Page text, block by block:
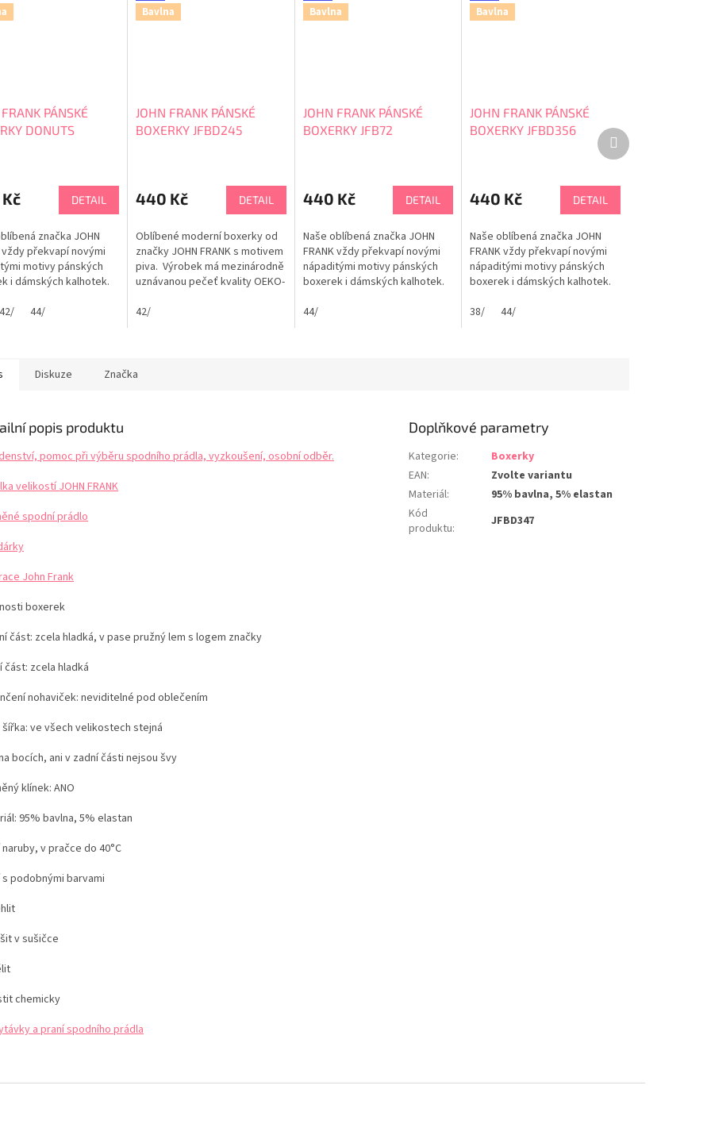
PÁNSKÉ
DONUTS
DETAIL
značka JOHN
vždy překvapí novými
motivy pánských
i dámských kalhotek.
a mladistvého
mám nebo nemám
42/ 44/
Bavlna
JOHN FRANK PÁNSKÉ
BOXERKY JFBD245
produktu
je
z
5
hvězdiček.
440 Kč DETAIL
Oblíbené moderní boxerky od
značky JOHN FRANK s motivem
piva. Výrobek má mezinárodně
uznávanou pečeť kvality OEKO-
zdravotně nezávadných
může přijít myšlenka: mám
42/
Bavlna
JOHN FRANK PÁNSKÉ
BOXERKY JFB72
440 Kč DETAIL
Naše oblíbená značka JOHN
FRANK vždy překvapí novými
nápaditými motivy pánských
boxerek i dámských kalhotek.
moderního a mladistvého
44/
Bavlna
JOHN FRANK PÁNSKÉ
BOXERKY JFBD356
440 Kč DETAIL
Naše oblíbená značka JOHN
FRANK vždy překvapí novými
nápaditými motivy pánských
boxerek i dámských kalhotek.
moderního a mladistvého
38/ 44/
Další
produkt
Diskuze Značka
popis produktu
pomoc při výběru spodního prádla, vyzkoušení, osobní odběr.
velikostí JOHN FRANK
spodní prádlo
John Frank
boxerek
část: zcela hladká, v pase pružný lem s logem značky
část: zcela hladká
nohaviček: neviditelné pod oblečením
šířka: ve všech velikostech stejná
bocích, ani v zadní části nejsou švy
klínek: ANO
95% bavlna, 5% elastan
naruby, v pračce do 40°C
s podobnými barvami
v sušičce
chemicky
a praní spodního prádla
Doplňkové parametry
Kategorie:
Boxerky
EAN:
Zvolte variantu
Materiál:
95% bavlna, 5% elastan
Kód
produktu: JFBD347